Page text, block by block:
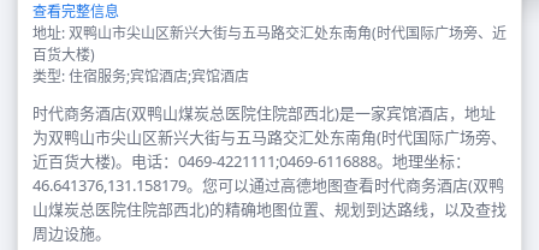
查看完整信息
地址: 双鸭山市尖山区新兴大街与五马路交汇处东南角(时代国际广场旁、近
百货大楼)
类型: 住宿服务;宾馆酒店;宾馆酒店
时代商务酒店(双鸭山煤炭总医院住院部西北)是一家宾馆酒店，地址
为双鸭山市尖山区新兴大街与五马路交汇处东南角(时代国际广场旁、
近百货大楼)。电话：0469-4221111;0469-6116888。地理坐标：
46.641376,131.158179。您可以通过高德地图查看时代商务酒店(双鸭
山煤炭总医院住院部西北)的精确地图位置、规划到达路线，以及查找
周边设施。